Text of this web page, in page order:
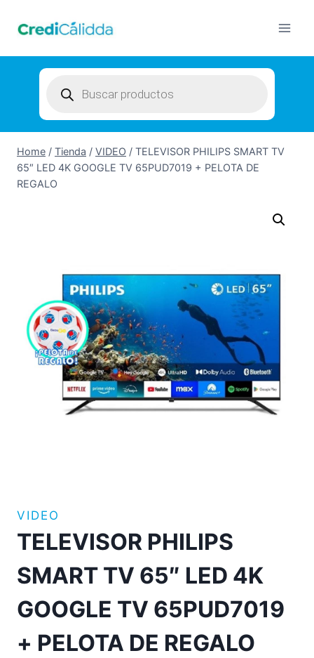
search
Home / Tienda / VIDEO / TELEVISOR PHILIPS SMART TV
65″ LED 4K GOOGLE TV 65PUD7019 + PELOTA DE
REGALO
VIDEO
TELEVISOR PHILIPS
SMART TV 65″ LED 4K
GOOGLE TV 65PUD7019
+ PELOTA DE REGALO